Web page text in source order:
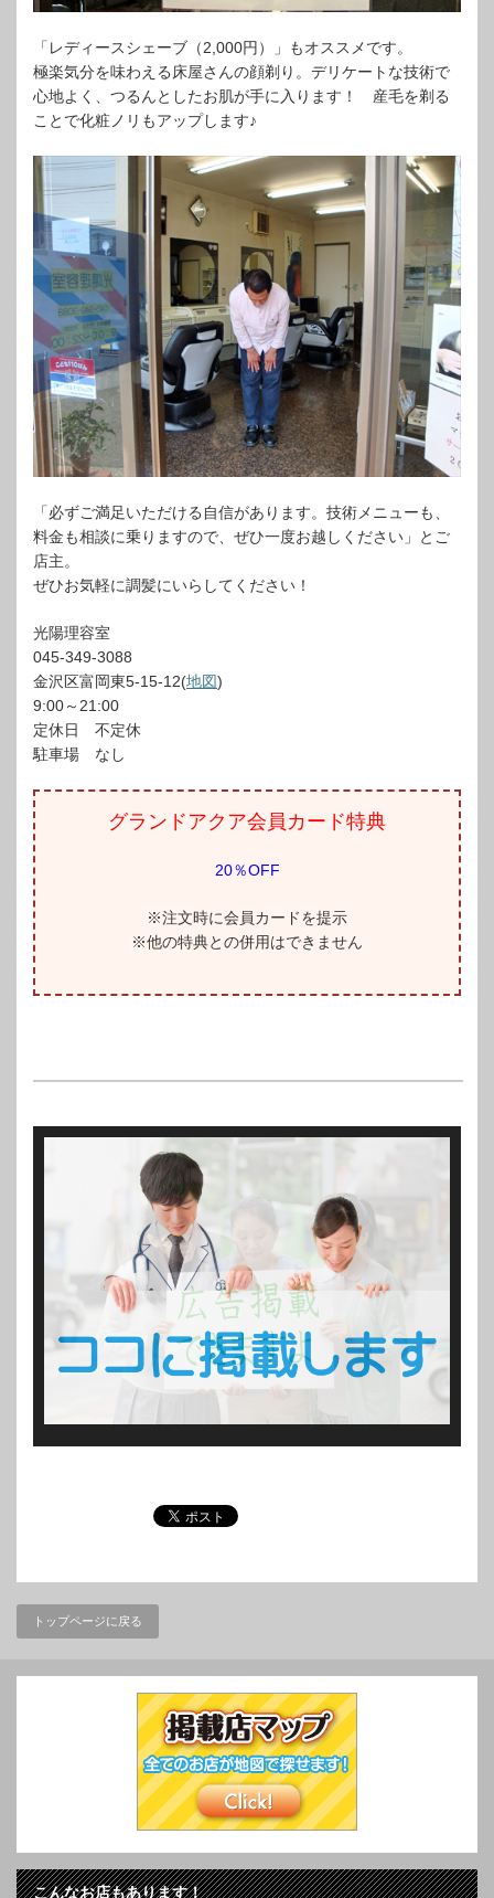
「レディースシェーブ（2,000円）」もオススメです。
極楽気分を味わえる床屋さんの顔剃り。デリケートな技術で
心地よく、つるんとしたお肌が手に入ります！ 産毛を剃る
ことで化粧ノリもアップします♪
「必ずご満足いただける自信があります。技術メニューも、
料金も相談に乗りますので、ぜひ一度お越しください」とご
店主。
ぜひお気軽に調髪にいらしてください！
光陽理容室
045-349-3088
金沢区富岡東5-15-12(地図)
9:00～21:00
定休日 不定休
駐車場 なし
グランドアクア会員カード特典
20％OFF
※注文時に会員カードを提示
※他の特典との併用はできません
トップページに戻る
こんなお店もあります！